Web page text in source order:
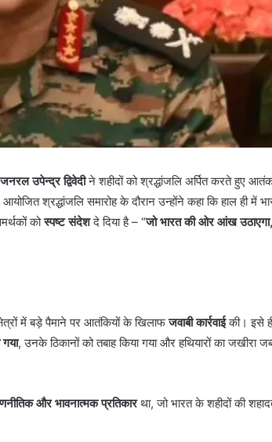
जनरल उपेन्द्र द्विवेदीने शहीदों को श्रद्धांजलि अर्पित करते हुए
श्रद्धांजलि समारोह के दौरान उन्होंने कहा कि हाल ही में
कोस्पष्ट संदेशदे दिया है – “जो भारत की ओर आंख
में बड़े पैमाने पर आतंकियों के खिलाफजवाबी कार्रवाईकी। इसे
, उनके ठिकानों को तबाह किया गया और हथियारों का जखीरा
और भावनात्मक प्रतिकारथा, जो भारत के शहीदों की